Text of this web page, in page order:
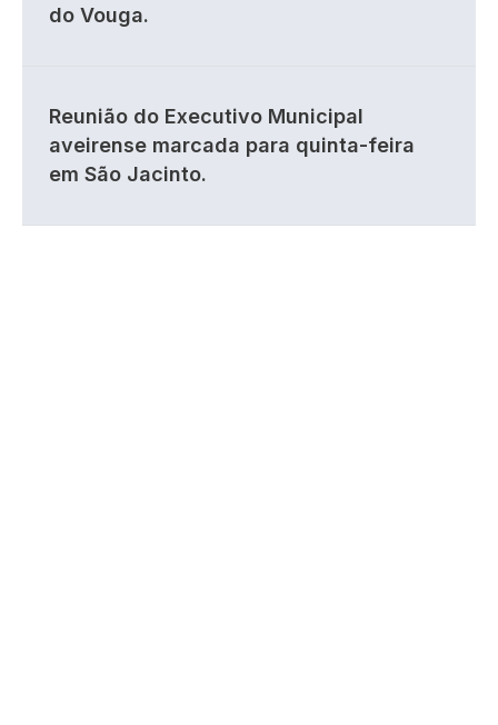
do Vouga.
Reunião do Executivo Municipal
aveirense marcada para quinta-feira
em São Jacinto.